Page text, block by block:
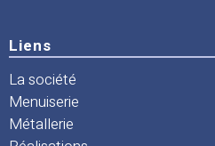
Liens
La société
Menuiserie
Métallerie